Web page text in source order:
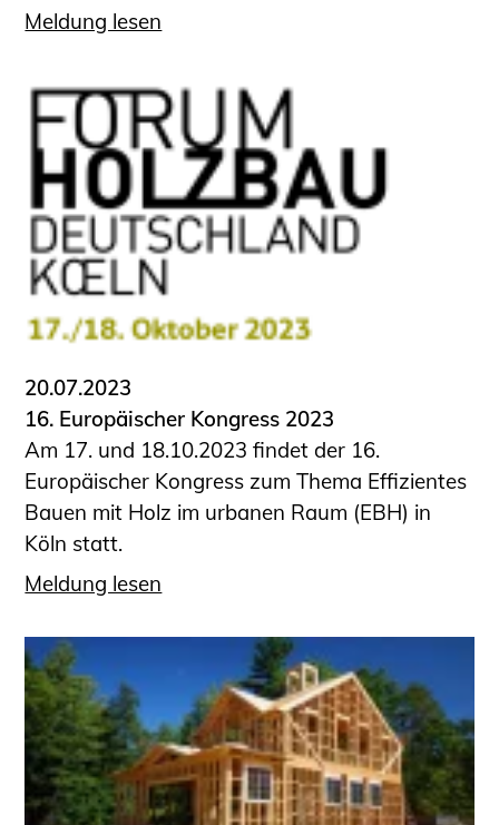
Ingenieurakademie West
Meldung lesen
20.07.2023
16. Europäischer Kongress 2023
Am 17. und 18.10.2023 findet der 16.
Europäischer Kongress zum Thema Effizientes
Bauen mit Holz im urbanen Raum (EBH) in
Köln statt.
Meldung lesen